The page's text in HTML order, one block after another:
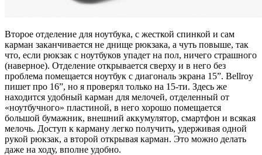
Второе отделение для ноутбука, с жесткой спинкой и сам
карман заканчивается не днище рюкзака, а чуть повыше, так
что, если рюкзак с ноутбуков упадет на пол, ничего страшного
(наверное). Отделение открывается сверху и в него без
проблема помещается ноутбук с диагональ экрана 15”. Bellroy
пишет про 16”, но я проверял только на 15-ти. Здесь же
находится удобный карман для мелочей, отделенный от
«ноутбучного» пластиной, в него хорошо помещается
большой бумажник, внешний аккумулятор, смартфон и всякая
мелочь. Доступ к карману легко получить, удерживая одной
рукой рюкзак, а второй открывая карман. Это можно делать
даже на ходу, вполне удобно.